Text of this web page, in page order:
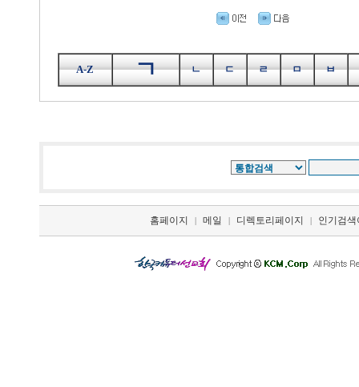
A-Z ㄱ ㄴ ㄷ ㄹ ㅁ ㅂ
홈페이지 | 메일 | 디렉토리페이지 | 인기검색